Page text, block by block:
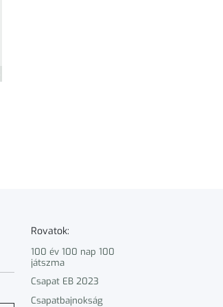
Rovatok:
100 év 100 nap 100
játszma
Csapat EB 2023
Csapatbajnokság